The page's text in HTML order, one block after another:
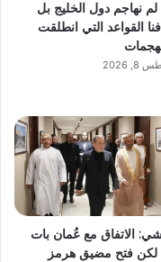
لم نهاجم دول الخليج بل
القواعد التي انطلقت
2026
الاتفاق مع عُمان بات
لكن فتح مضيق هرمز